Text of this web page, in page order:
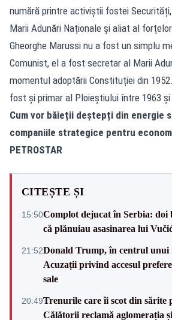
numără printre activiștii fostei
Marii Adunări Naționale și aliat al
Gheorghe Marussi nu a fost un simplu
Comunist, el a fost secretar al Marii
momentul adoptării Constituției din
fost și primar al Ploieștiului între 1963 și
Cum vor băieții deștepți din energie
companiile strategice pentru
PETROSTAR
CITEȘTE ȘI
15:50Complot dejucat în Serbia: doi
că plănuiau asasinarea lui
21:52Donald Trump, în centrul unui
Acuzații privind accesul
sale
20:49Trenurile care îi scot din sărite
Călătorii reclamă aglomerația